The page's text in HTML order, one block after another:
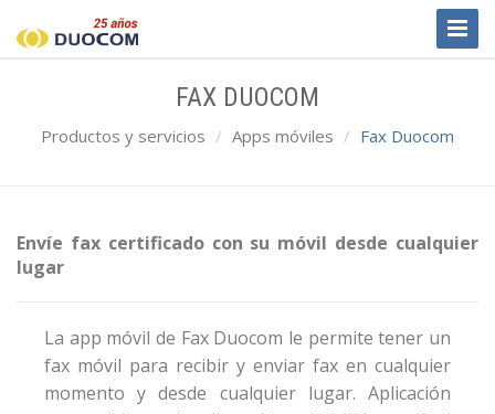
FAX DUOCOM
Productos y servicios Apps móviles Fax Duocom
Envíe fax certificado con su móvil desde cualquier
lugar
La app móvil de Fax Duocom le permite tener un
fax móvil para recibir y enviar fax en cualquier
momento y desde cualquier lugar. Aplicación